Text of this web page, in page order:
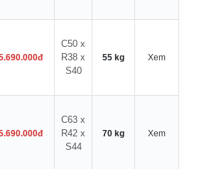
C50 x
R38 x
S40
55 kg Xem
C63 x
R42 x
S44
70 kg Xem